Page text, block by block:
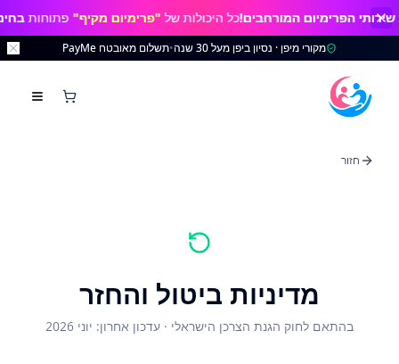
הפרימיום המורחבים!כל היכולות של"פרימיום מקיף"פתוחות
מקורי מיפן · נסיון ביפן מעל 30 שנה •תשלום מאובטח PayMe
חזור
מדיניות ביטול והחזר
בהתאם לחוק הגנת הצרכן הישראלי · עדכון אחרון: יוני 2026